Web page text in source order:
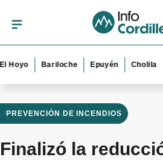
Bariloche Epuyén Cholila El
PREVENCIÓN DE INCENDIOS
Finalizó la